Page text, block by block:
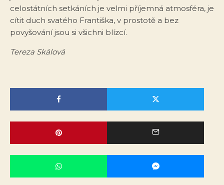
celostátních setkáních je velmi příjemná atmosféra, je
cítit duch svatého Františka, v prostotě a bez
povyšování jsou si všichni blízcí.
Tereza Skálová